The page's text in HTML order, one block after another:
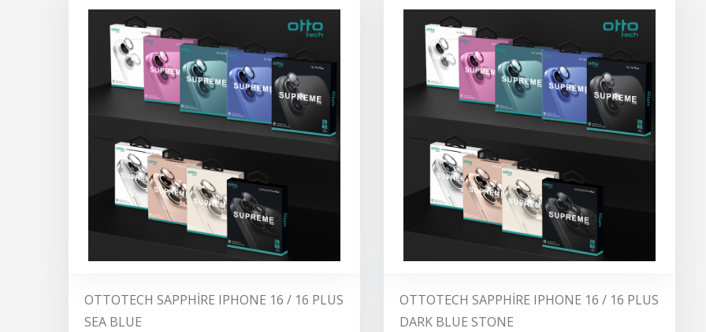
OTTOTECH SAPPHİRE IPHONE 16 / 16 PLUS
SEA BLUE
OTTOTECH SAPPHİRE IPHONE 16 / 16 PLUS
DARK BLUE STONE